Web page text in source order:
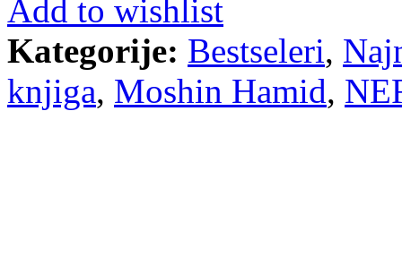
Add to wishlist
Kategorije: Bestseleri,
knjiga, Moshin Hamid,